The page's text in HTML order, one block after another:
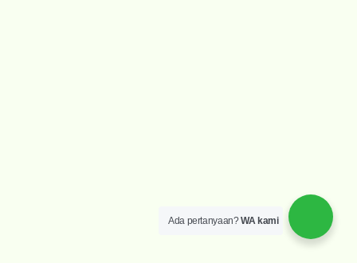
Ada pertanyaan?WA kami